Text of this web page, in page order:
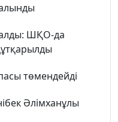
ШҚО-да
төмендейді
Әлімханұлы